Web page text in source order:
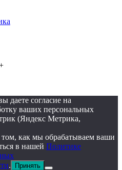
даете согласие на
ваших персональных
(Яндекс Метрика,
как мы обрабатываем ваши
в нашей Политике
. Принять